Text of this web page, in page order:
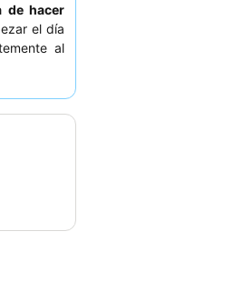
de hacer
el día
al
una